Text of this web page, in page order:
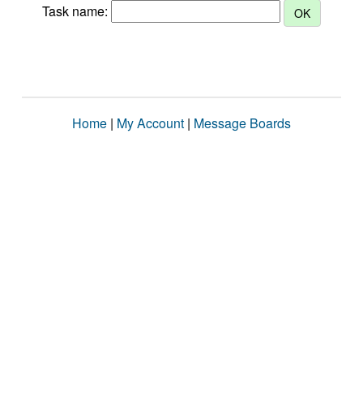
Task name:
Home | My Account | Message Boards